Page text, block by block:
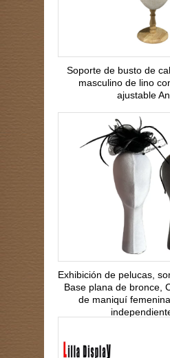
Soporte de busto de
masculino de lino
ajustable
Exhibición de pelucas,
Base plana de bronce,
de maniquí